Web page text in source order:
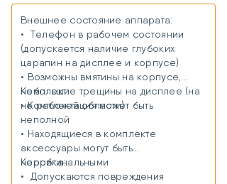
Внешнее состояние аппарата:
• Телефон в рабочем состоянии
(допускается наличие глубоких
царапин на дисплее и корпусе)
• Возможны вмятины на корпусе,
небольшие трещины на дисплее (на
не рабочей области)
Комплект:
• Комплектация может быть
неполной
• Находящиеся в комплекте
аксессуары могут быть
неоригинальными
Коробка:
• Допускаются повреждения